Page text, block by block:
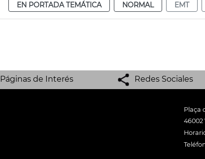
EN PORTADA TEMÁTICA
NORMAL EMT
Páginas de Interés Redes Sociales
Plaça
46002